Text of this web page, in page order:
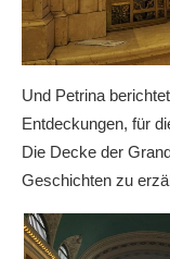
Und Petrina
Entdeckungen, für
Die Decke der
Geschichten zu